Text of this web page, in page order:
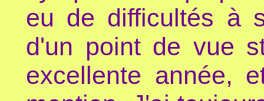
eu de difficultés à
d'un point de vue
excellente année,